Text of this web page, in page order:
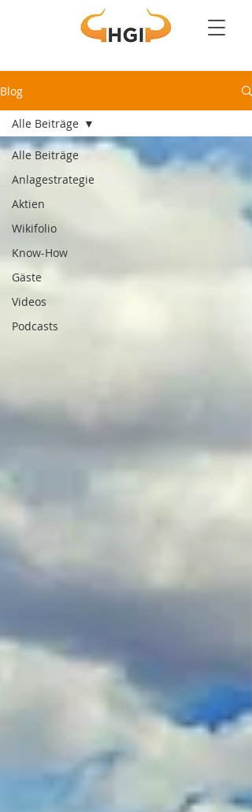
Blog
Alle Beiträge
Anlagestrategie
Aktien
Wikifolio
Know-How
Gäste
Videos
Podcasts
Alle Beiträge